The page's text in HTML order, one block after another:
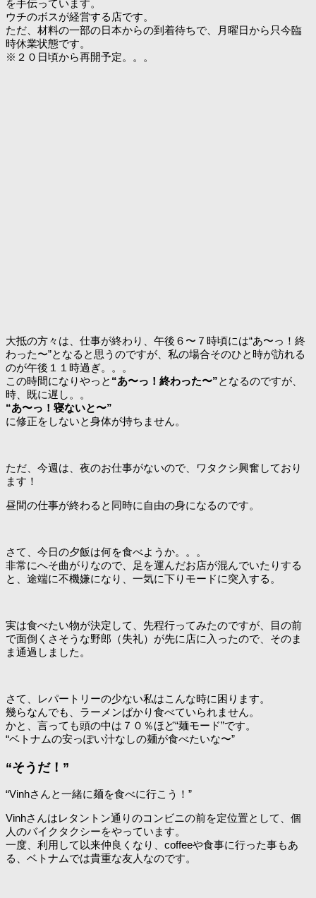
を手伝っています。
ウチのボスが経営する店です。
ただ、材料の一部の日本からの到着待ちで、月曜日から只今臨
時休業状態です。
※２０日頃から再開予定。。。
大抵の方々は、仕事が終わり、午後６〜７時頃には“あ〜っ！終
わった〜”となると思うのですが、私の場合そのひと時が訪れる
のが午後１１時過ぎ。。。
この時間になりやっと “あ〜っ！終わった〜”となるのですが、
時、既に遅し。。
“あ〜っ！寝ないと〜”
に修正をしないと身体が持ちません。
ただ、今週は、夜のお仕事がないので、ワタクシ興奮しており
ます！
昼間の仕事が終わると同時に自由の身になるのです。
さて、今日の夕飯は何を食べようか。。。
非常にへそ曲がりなので、足を運んだお店が混んでいたりする
と、途端に不機嫌になり、一気に下りモードに突入する。
実は食べたい物が決定して、先程行ってみたのですが、目の前
で面倒くさそうな野郎（失礼）が先に店に入ったので、そのま
ま通過しました。
さて、レパートリーの少ない私はこんな時に困ります。
幾らなんでも、ラーメンばかり食べていられません。
かと、言っても頭の中は７０％ほど“麺モード”です。
“ベトナムの安っぽい汁なしの麺が食べたいな〜”
“そうだ！”
“Vinhさんと一緒に麺を食べに行こう！”
Vinhさんはレタントン通りのコンビニの前を定位置として、個
人のバイクタクシーをやっています。
一度、利用して以来仲良くなり、coffeeや食事に行った事もあ
る、ベトナムでは貴重な友人なのです。